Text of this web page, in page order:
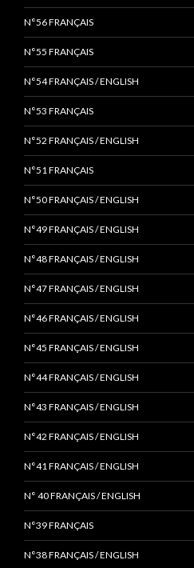
N°56 FRANÇAIS
N°55 FRANÇAIS
N°54 FRANÇAIS / ENGLISH
N°53 FRANÇAIS
N°52 FRANÇAIS / ENGLISH
N°51 FRANÇAIS
N°50 FRANÇAIS / ENGLISH
N°49 FRANÇAIS / ENGLISH
N°48 FRANÇAIS / ENGLISH
N°47 FRANÇAIS / ENGLISH
N°46 FRANÇAIS / ENGLISH
N°45 FRANÇAIS / ENGLISH
N°44 FRANÇAIS / ENGLISH
N°43 FRANÇAIS / ENGLISH
N°42 FRANÇAIS / ENGLISH
N°41 FRANÇAIS / ENGLISH
N° 40 FRANÇAIS / ENGLISH
N°39 FRANÇAIS
N°38 FRANÇAIS / ENGLISH